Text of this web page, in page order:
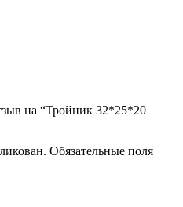
на “Тройник 32*25*20
Обязательные поля